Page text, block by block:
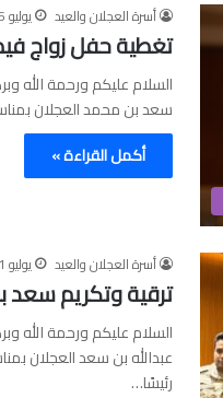
أسرة العجلان والعيد يوليو 5, 2026
تغطية حفل زواج
السلام عليكم ورحمة الله
سعد بن محمد العجلان
أكمل القراءة »
أسرة العجلان والعيد يوليو 1, 2026
ترقية وتكريم سعد
السلام عليكم ورحمة الله
عبدالله بن سعد العجلان
رئيسًا…